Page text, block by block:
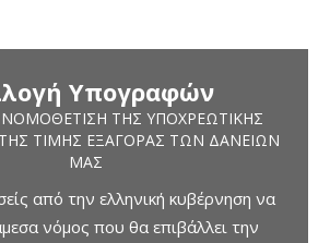
Υπογραφών
ΤΗΣ ΥΠΟΧΡΕΩΤΙΚΉΣ
ΤΙΜΉΣ ΕΞΑΓΟΡΆΣ ΤΩΝ ΔΑΝΕΊΩΝ
ΜΑΣ
από την ελληνική κυβέρνηση να
νόμος που θα επιβάλλει την